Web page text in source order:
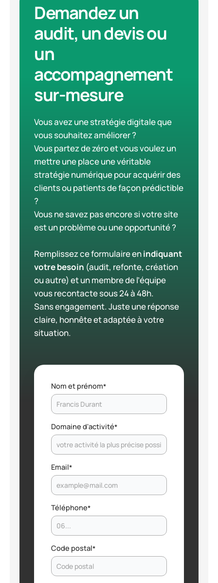
Demandez un
audit, un devis ou
un
accompagnement
sur-mesure
Vous avez une stratégie digitale que
vous souhaitez améliorer ?
Vous partez de zéro et vous voulez un
mettre une place une véritable
stratégie numérique pour acquérir des
clients ou patients de façon prédictible
?
Vous ne savez pas encore si votre site
est un problème ou une opportunité ?
Remplissez ce formulaire enindiquant
votre besoin (audit, refonte, création
ou autre) et un membre de l’équipe
vous recontacte sous 24 à 48h.
Sans engagement. Juste une réponse
claire, honnête et adaptée à votre
situation.
Nom et prénom*
Domaine d'activité*
Email*
Téléphone*
Code postal*